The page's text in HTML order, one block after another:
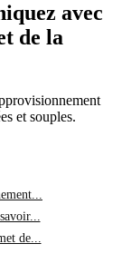
avec
de la
et souples.
de...